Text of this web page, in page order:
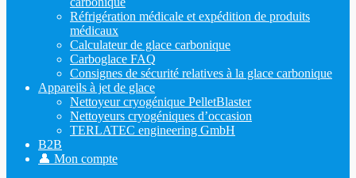
Réfrigération médicale et expédition de produits
médicaux
Calculateur de glace carbonique
Carboglace FAQ
Consignes de sécurité relatives à la glace carbonique
Appareils à jet de glace
Nettoyeur cryogénique PelletBlaster
Nettoyeurs cryogéniques d’occasion
TERLATEC engineering GmbH
B2B
👤 Mon compte